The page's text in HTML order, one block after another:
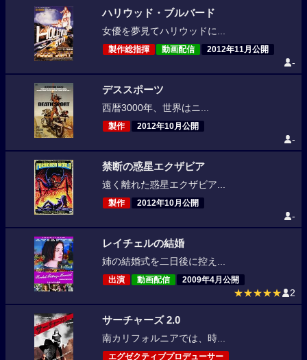
ハリウッド・ブルバード
女優を夢見てハリウッドに...
製作総指揮 動画配信 2012年11月公開
-
デススポーツ
西暦3000年、世界はニ...
製作 2012年10月公開
-
禁断の惑星エクザビア
遠く離れた惑星エクザビア...
製作 2012年10月公開
-
レイチェルの結婚
姉の結婚式を二日後に控え...
出演 動画配信 2009年4月公開
★★★★★ 2
サーチャーズ 2.0
南カリフォルニアでは、時...
エグゼクティブプロデューサー